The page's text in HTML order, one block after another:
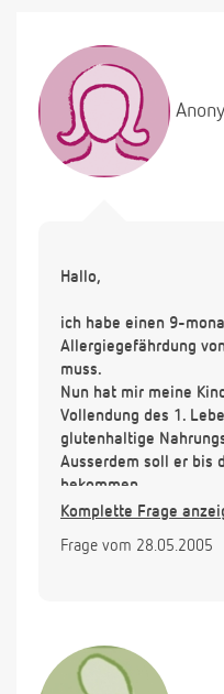
Hallo,
ich habe einen 9-
Allergiegefährdung
muss.
Nun hat mir meine
Vollendung des 1.
glutenhaltige
Ausserdem soll er bis
bekommen.
Muss das wirklich so
umsteigen?
Komplette Frage
Frage vom 28.05.2005